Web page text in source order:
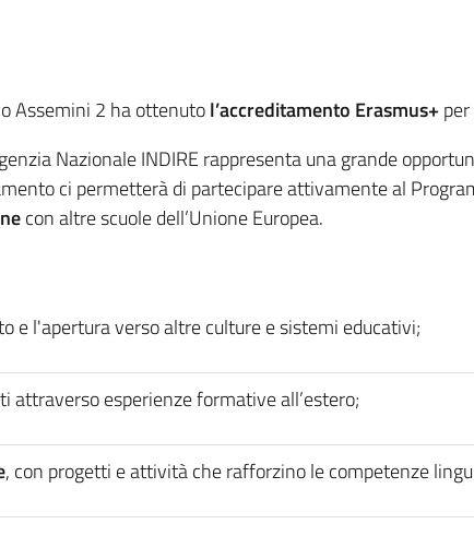
Assemini 2 ha ottenutol’accreditamento Erasmus+
Nazionale INDIRE rappresenta una grande
ci permetterà di partecipare attivamente al
con altre scuole dell’Unione Europea.
e l'apertura verso altre culture e sistemi educativi;
attraverso esperienze formative all’estero;
, con progetti e attività che rafforzino le competenze